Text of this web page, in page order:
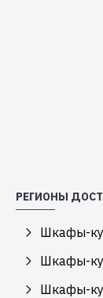
РЕГИОНЫ
Шкафы-
Шкафы-
Шкафы-